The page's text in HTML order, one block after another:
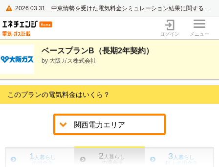
2026.03.31 中東情勢を受けた電気料金シミュレーション結果に関するご案内
電力・ガス比較サイト エネチェンジ
ログイン メニュー
ベースプランB（長期2年契約）
by 大阪ガス株式会社
このプランの電気料金はいくら？
1 人暮らし
の場合
2 人暮らし
の場合
※
3 人暮らし
以上の場合